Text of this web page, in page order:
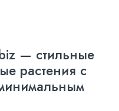
— стильные
растения с